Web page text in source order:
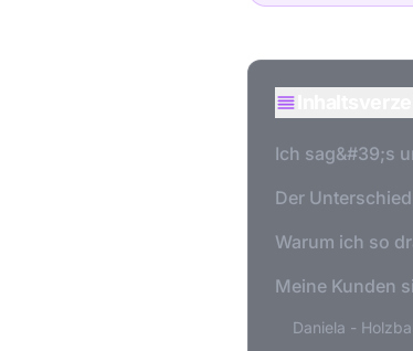
Ich sag&#39;s
Der
Warum ich so
Meine Kunden
Daniela -